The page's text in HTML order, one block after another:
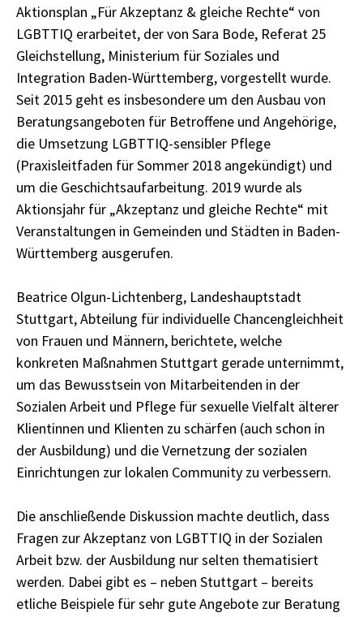
Aktionsplan „Für Akzeptanz & gleiche Rechte“ von
LGBTTIQ erarbeitet, der von Sara Bode, Referat 25
Gleichstellung, Ministerium für Soziales und
Integration Baden-Württemberg, vorgestellt wurde.
Seit 2015 geht es insbesondere um den Ausbau von
Beratungsangeboten für Betroffene und Angehörige,
die Umsetzung LGBTTIQ-sensibler Pflege
(Praxisleitfaden für Sommer 2018 angekündigt) und
um die Geschichtsaufarbeitung. 2019 wurde als
Aktionsjahr für „Akzeptanz und gleiche Rechte“ mit
Veranstaltungen in Gemeinden und Städten in Baden-
Württemberg ausgerufen.
Beatrice Olgun-Lichtenberg, Landeshauptstadt
Stuttgart, Abteilung für individuelle Chancengleichheit
von Frauen und Männern, berichtete, welche
konkreten Maßnahmen Stuttgart gerade unternimmt,
um das Bewusstsein von Mitarbeitenden in der
Sozialen Arbeit und Pflege für sexuelle Vielfalt älterer
Klientinnen und Klienten zu schärfen (auch schon in
der Ausbildung) und die Vernetzung der sozialen
Einrichtungen zur lokalen Community zu verbessern.
Die anschließende Diskussion machte deutlich, dass
Fragen zur Akzeptanz von LGBTTIQ in der Sozialen
Arbeit bzw. der Ausbildung nur selten thematisiert
werden. Dabei gibt es – neben Stuttgart – bereits
etliche Beispiele für sehr gute Angebote zur Beratung